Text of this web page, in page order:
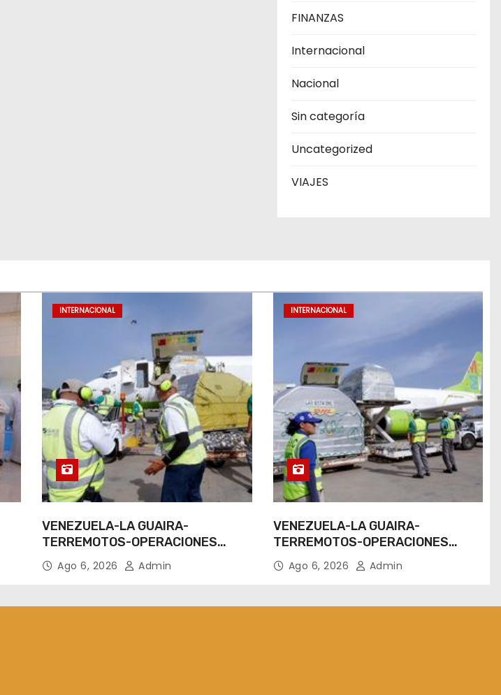
FINANZAS
Internacional
Nacional
Sin categoría
Uncategorized
VIAJES
INTERNACIONAL
VENEZUELA-LA GUAIRA-
TERREMOTOS-OPERACIONES
AEREAS
Ago 6, 2026 Admin
INTERNACIONAL
VENEZUELA-LA GUAIRA-
TERREMOTOS-OPERACIONES
AEREAS
Ago 6, 2026 Admin